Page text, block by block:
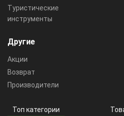
Туристические
инструменты
Другие
Акции
Возврат
Производители
Топ категории